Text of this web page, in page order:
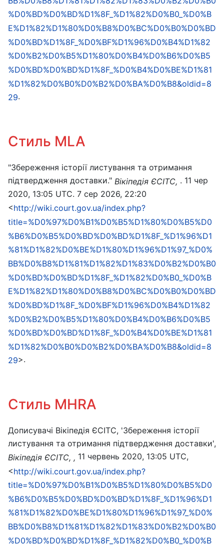
%D0%BD%D0%BD%D1%8F_%D1%82%D0%B0_%D0%B
E%D1%82%D1%80%D0%B8%D0%BC%D0%B0%D0%BD
%D0%BD%D1%8F_%D0%BF%D1%96%D0%B4%D1%82
%D0%B2%D0%B5%D1%80%D0%B4%D0%B6%D0%B5
%D0%BD%D0%BD%D1%8F_%D0%B4%D0%BE%D1%81
%D1%82%D0%B0%D0%B2%D0%BA%D0%B8&oldid=8
29.
Стиль MLA
"Збереження історії листування та отримання
підтвердження доставки." Вікіпедія ЄСІТС, . 11 чер
2020, 13:05 UTC. 7 сер 2026, 22:20
<http://wiki.court.gov.ua/index.php?
title=%D0%97%D0%B1%D0%B5%D1%80%D0%B5%D0
%B6%D0%B5%D0%BD%D0%BD%D1%8F_%D1%96%D1
%81%D1%82%D0%BE%D1%80%D1%96%D1%97_%D0%
BB%D0%B8%D1%81%D1%82%D1%83%D0%B2%D0%B0
%D0%BD%D0%BD%D1%8F_%D1%82%D0%B0_%D0%B
E%D1%82%D1%80%D0%B8%D0%BC%D0%B0%D0%BD
%D0%BD%D1%8F_%D0%BF%D1%96%D0%B4%D1%82
%D0%B2%D0%B5%D1%80%D0%B4%D0%B6%D0%B5
%D0%BD%D0%BD%D1%8F_%D0%B4%D0%BE%D1%81
%D1%82%D0%B0%D0%B2%D0%BA%D0%B8&oldid=8
29>.
Стиль MHRA
Дописувачі Вікіпедія ЄСІТС, 'Збереження історії
листування та отримання підтвердження доставки',
Вікіпедія ЄСІТС, , 11 червень 2020, 13:05 UTC,
<http://wiki.court.gov.ua/index.php?
title=%D0%97%D0%B1%D0%B5%D1%80%D0%B5%D0
%B6%D0%B5%D0%BD%D0%BD%D1%8F_%D1%96%D1
%81%D1%82%D0%BE%D1%80%D1%96%D1%97_%D0%
BB%D0%B8%D1%81%D1%82%D1%83%D0%B2%D0%B0
%D0%BD%D0%BD%D1%8F_%D1%82%D0%B0_%D0%B